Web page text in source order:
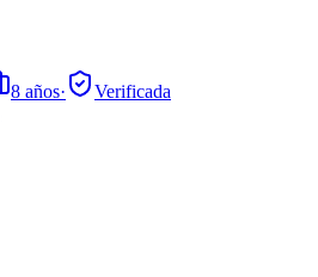
8 años·
Verificada